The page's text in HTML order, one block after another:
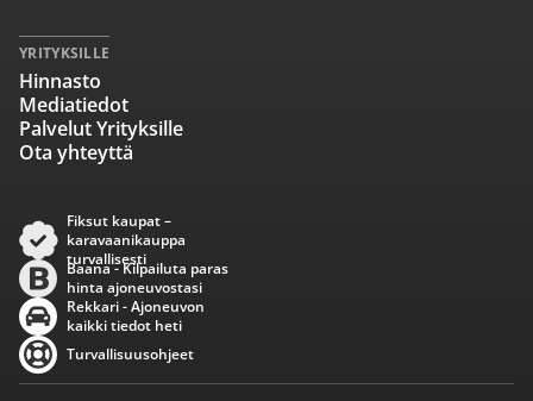
YRITYKSILLE
Hinnasto
Mediatiedot
Palvelut Yrityksille
Ota yhteyttä
Fiksut kaupat –
karavaanikauppa
turvallisesti
Baana - Kilpailuta paras
hinta ajoneuvostasi
Rekkari - Ajoneuvon
kaikki tiedot heti
Turvallisuusohjeet